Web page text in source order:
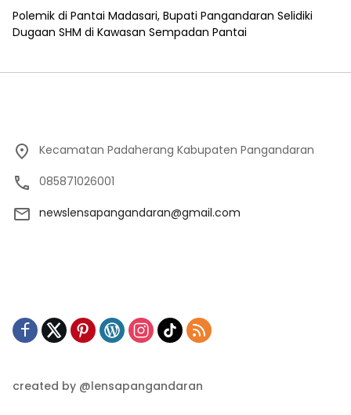
Polemik di Pantai Madasari, Bupati Pangandaran Selidiki
Dugaan SHM di Kawasan Sempadan Pantai
Kecamatan Padaherang Kabupaten Pangandaran
085871026001
newslensapangandaran@gmail.com
created by @lensapangandaran